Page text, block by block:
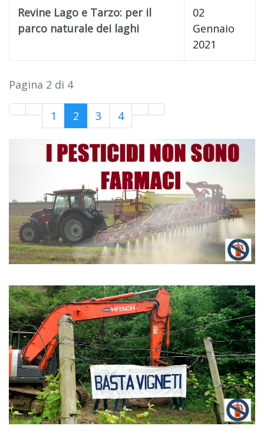
Revine Lago e Tarzo: per il
parco naturale dei laghi
02
Gennaio
2021
Pagina 2 di 4
1 2 3 4